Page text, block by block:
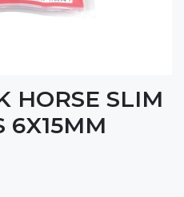
HORSE SLIM
6X15MM